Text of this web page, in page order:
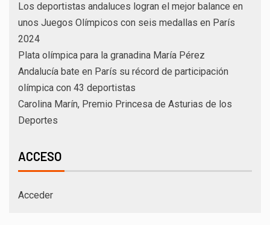
Los deportistas andaluces logran el mejor balance en
unos Juegos Olímpicos con seis medallas en París
2024
Plata olímpica para la granadina María Pérez
Andalucía bate en París su récord de participación
olímpica con 43 deportistas
Carolina Marín, Premio Princesa de Asturias de los
Deportes
ACCESO
Acceder